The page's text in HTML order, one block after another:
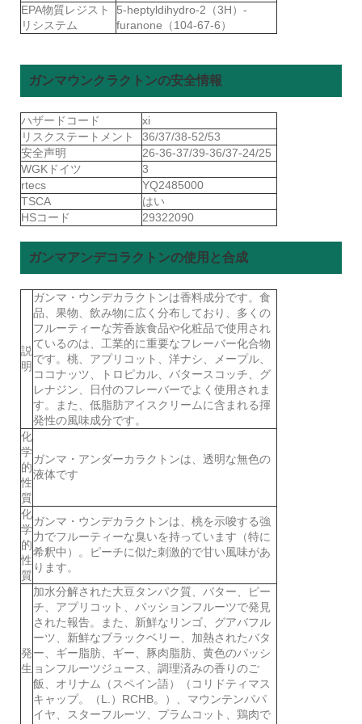
EPA物質レジスト
リシステム
5-heptyldihydro-2（3H）-
furanone（104-67-6）
ガンマウンクラクトンの安全情報
ハザードコード
xi
リスクステートメント
36/37/38-52/53
安全声明
26-36-37/39-36/37-24/25
WGKドイツ
3
rtecs
YQ2485000
TSCA
はい
HSコード
29322090
ガンマアンデコラクトンの使用と合成
説
明
ガンマ・ウンデカラクトンは香料成分です。食
品、果物、飲み物に広く分布しており、多くの
フルーティーな芳香族食品や化粧品で使用され
ているのは、工業的に重要なフレーバー化合物
です。桃、アプリコット、洋ナシ、メープル、
ココナッツ、トロピカル、バタースコッチ、グ
レナジン、日付のフレーバーでよく使用されま
す。また、低脂肪アイスクリームに含まれる揮
発性の風味成分です。
化
学
的
性
質
ガンマ・アンダーカラクトンは、透明な無色の
液体です
化
学
的
性
質
ガンマ・ウンデカラクトンは、桃を示唆する強
力でフルーティーな臭いを持っています（特に
希釈中）。ピーチに似た刺激的で甘い風味があ
ります。
発
生
加水分解された大豆タンパク質、バター、ピー
チ、アプリコット、パッションフルーツで発見
された報告。また、新鮮なリンゴ、グアバフル
ーツ、新鮮なブラックベリー、加熱されたバタ
ー、ギー脂肪、ギー、豚肉脂肪、黄色のパッシ
ョンフルーツジュース、調理済みの香りのご
飯、オリナム（スペイン語）（コリドティマス
キャップ。（L.）RCHB。）、マウンテンパパ
イヤ、スターフルーツ、プラムコット、鶏肉で